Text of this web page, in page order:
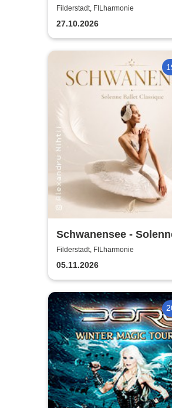
gespielt von Lords of
Sound
Filderstadt, FILharmonie
27.10.2026
Schwanensee -
Ballet Classique
Filderstadt, FILharmonie
05.11.2026